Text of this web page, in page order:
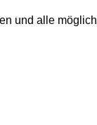
und alle